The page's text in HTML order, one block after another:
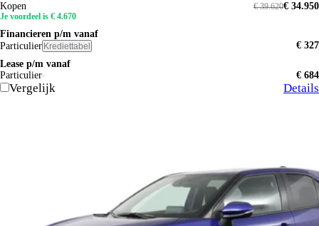
Kopen € 34.950
€ 39.620
Je voordeel is € 4.670
Financieren p/m vanaf
Particulier Krediettabel
€ 327
Lease p/m vanaf
Particulier
€ 684
Vergelijk Details